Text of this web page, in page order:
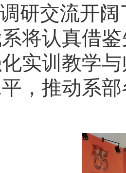
研交流开
将认真借
实训教学
，推动系